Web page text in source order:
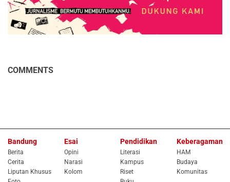
COMMENTS
Bandung
Berita
Cerita
Liputan Khusus
Esai
Opini
Narasi
Kolom
Pendidikan
Literasi
Kampus
Riset
Keberagaman
HAM
Budaya
Komunitas